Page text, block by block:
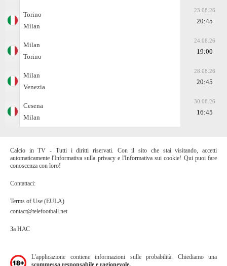
Torino
Milan
23.08.26
20:45
Milan
Torino
24.08.26
19:00
Milan
Venezia
28.08.26
20:45
Cesena
Milan
30.08.26
16:45
Calcio in TV - Tutti i diritti riservati. Con il sito che stai visitando, accetti
automaticamente l'Informativa sulla privacy e l'Informativa sui cookie! Qui puoi fare
conoscenza con loro!
Contattaci:
Terms of Use (EULA)
contact@telefootball.net
За НАС
L'applicazione contiene informazioni sulle probabilità. Chiediamo una
scommessa responsabile e ragionevole.